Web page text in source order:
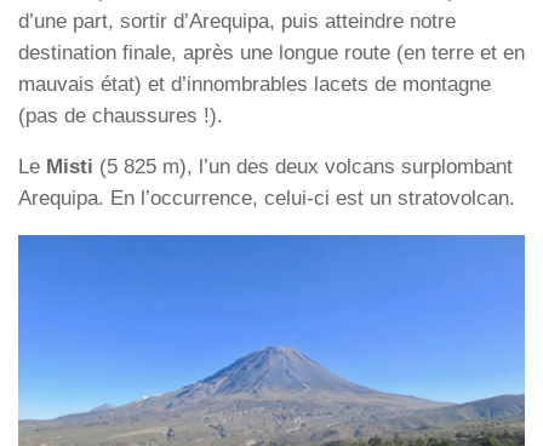
d’une part, sortir d’Arequipa, puis atteindre notre
destination finale, après une longue route (en terre et en
mauvais état) et d’innombrables lacets de montagne
(pas de chaussures !).
Le Misti (5 825 m), l’un des deux volcans surplombant
Arequipa. En l’occurrence, celui-ci est un stratovolcan.